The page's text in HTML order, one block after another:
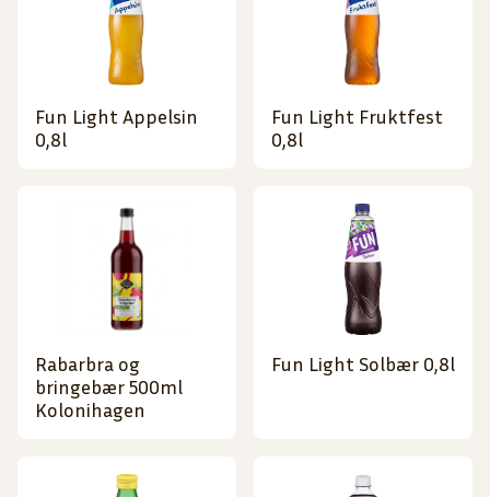
Fun Light Appelsin
0,8l
Fun Light Fruktfest
0,8l
Rabarbra og
bringebær 500ml
Kolonihagen
Fun Light Solbær 0,8l